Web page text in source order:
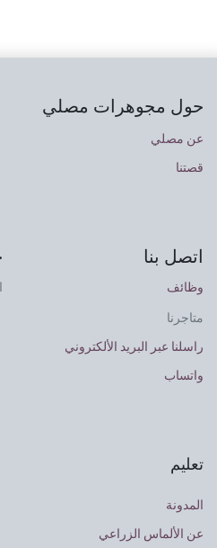
حول مجوهرات مصلي
عن مصلي
قصتنا
اتصل بنا
وظائف
متاجرنا
راسلنا عبر البريد الألكتروني
واتساب
تعليم
المدونة
عن الألماس الزراعي